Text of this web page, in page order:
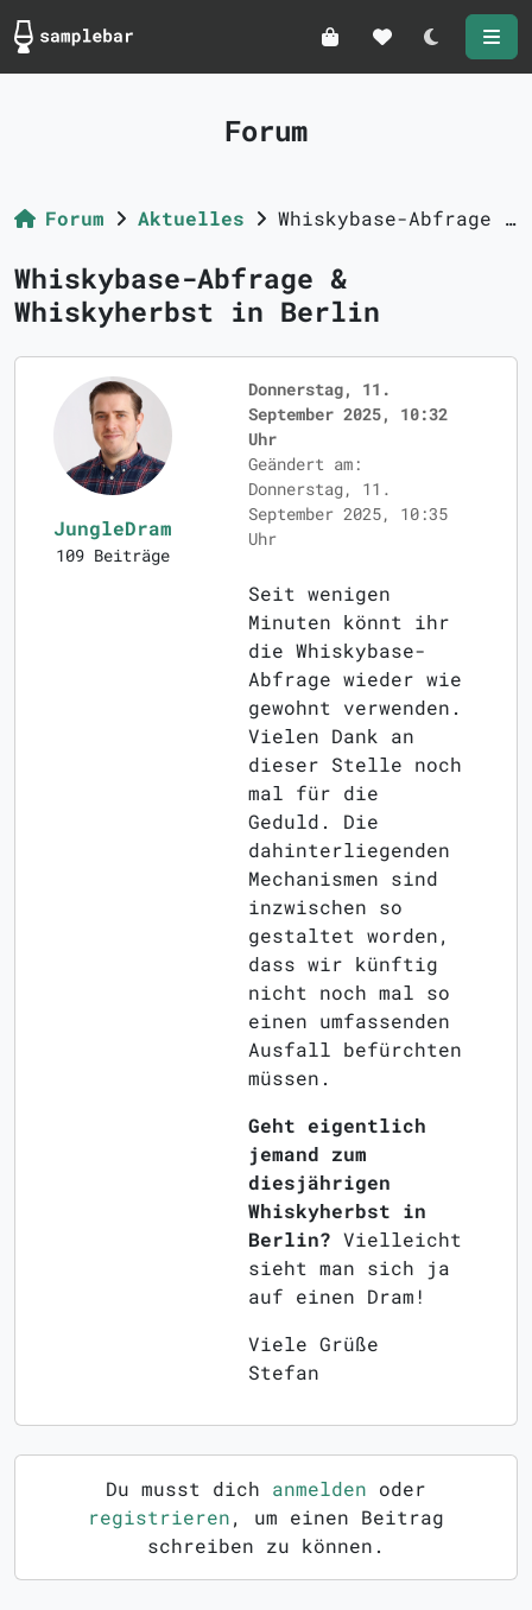
Darkmode
Forum
Forum Aktuelles Whiskybase-Abfrage & Whiskyherbst in Berlin
Whiskybase-Abfrage &
Whiskyherbst in Berlin
JungleDram
109 Beiträge
Donnerstag, 11.
September 2025, 10:32
Uhr
Geändert am:
Donnerstag, 11.
September 2025, 10:35
Uhr
Seit wenigen
Minuten könnt ihr
die Whiskybase-
Abfrage wieder wie
gewohnt verwenden.
Vielen Dank an
dieser Stelle noch
mal für die
Geduld. Die
dahinterliegenden
Mechanismen sind
inzwischen so
gestaltet worden,
dass wir künftig
nicht noch mal so
einen umfassenden
Ausfall befürchten
müssen.
Geht eigentlich
jemand zum
diesjährigen
Whiskyherbst in
Berlin? Vielleicht
sieht man sich ja
auf einen Dram!
Viele Grüße
Stefan
Du musst dich anmelden oder
registrieren, um einen Beitrag
schreiben zu können.